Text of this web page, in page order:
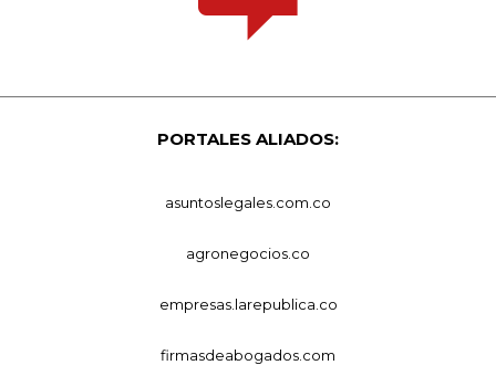
PORTALES ALIADOS:
asuntoslegales.com.co
agronegocios.co
empresas.larepublica.co
firmasdeabogados.com